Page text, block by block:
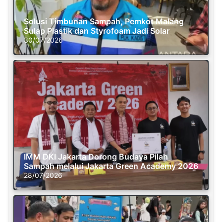
Solusi Timbunan Sampah, Pemkot Malang
Sulap Plastik dan Styrofoam Jadi Solar
30/07/2026
IMM DKI Jakarta Dorong Budaya Pilah
Sampah melalui Jakarta Green Academy 2026
28/07/2026